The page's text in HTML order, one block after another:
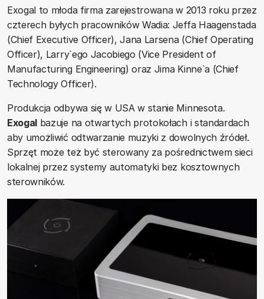
Exogal to młoda firma zarejestrowana w 2013 roku przez
czterech byłych pracowników Wadia: Jeffa Haagenstada
(Chief Executive Officer), Jana Larsena (Chief Operating
Officer), Larry`ego Jacobiego (Vice President of
Manufacturing Engineering) oraz Jima Kinne`a (Chief
Technology Officer).
Produkcja odbywa się w USA w stanie Minnesota.
Exogal bazuje na otwartych protokołach i standardach
aby umożliwić odtwarzanie muzyki z dowolnych źródeł.
Sprzęt może też być sterowany za pośrednictwem sieci
lokalnej przez systemy automatyki bez kosztownych
sterowników.